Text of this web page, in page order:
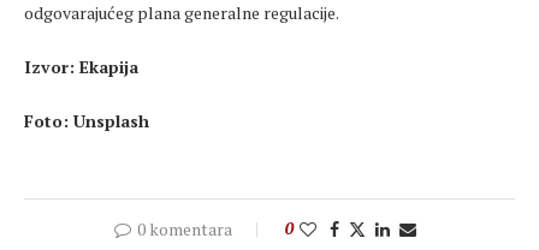
odgovarajućeg plana generalne regulacije.
Izvor: Ekapija
Foto: Unsplash
0 komentara 0